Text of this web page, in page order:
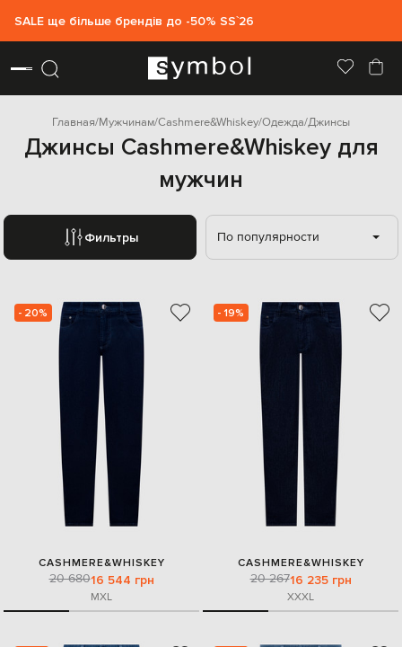
SALE ще більше брендів до -50% SS`26
Главная Мужчинам Cashmere&Whiskey Одежда Джинсы
Джинсы Cashmere&Whiskey для
мужчин
Фильтры По популярности
- 20%
CASHMERE&WHISKEY
20 68016 544 грн
MXL
- 19%
CASHMERE&WHISKEY
20 26716 235 грн
XXXL